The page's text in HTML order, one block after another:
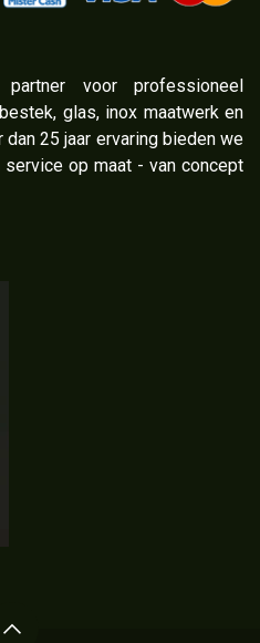
voor professioneel
glas, inox maatwerk en
dan 25 jaar ervaring bieden we
op maat - van concept